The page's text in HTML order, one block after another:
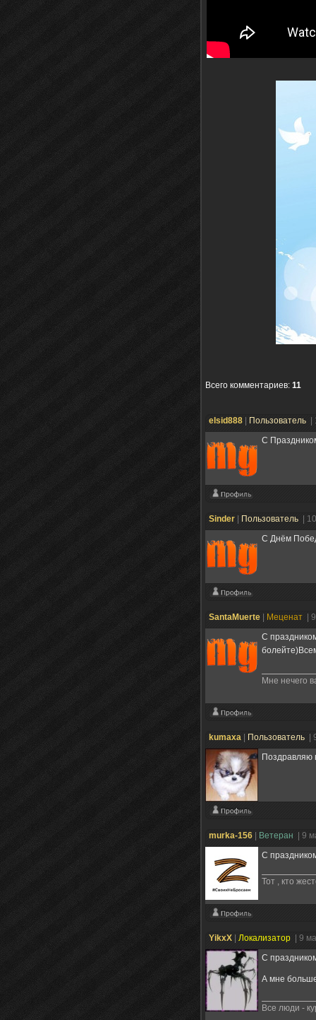
Всего комментариев: 11
elsid888 Пользователь
С
Sinder Пользователь
|
С Днём
SantaMuerte Меценат
|
С
Мне нечего
kumaxa Пользователь
|
murka-156 Ветеран
| 9
С
Тот , кто
YikxX Локализатор
| 9
С
А мне
Все люди -